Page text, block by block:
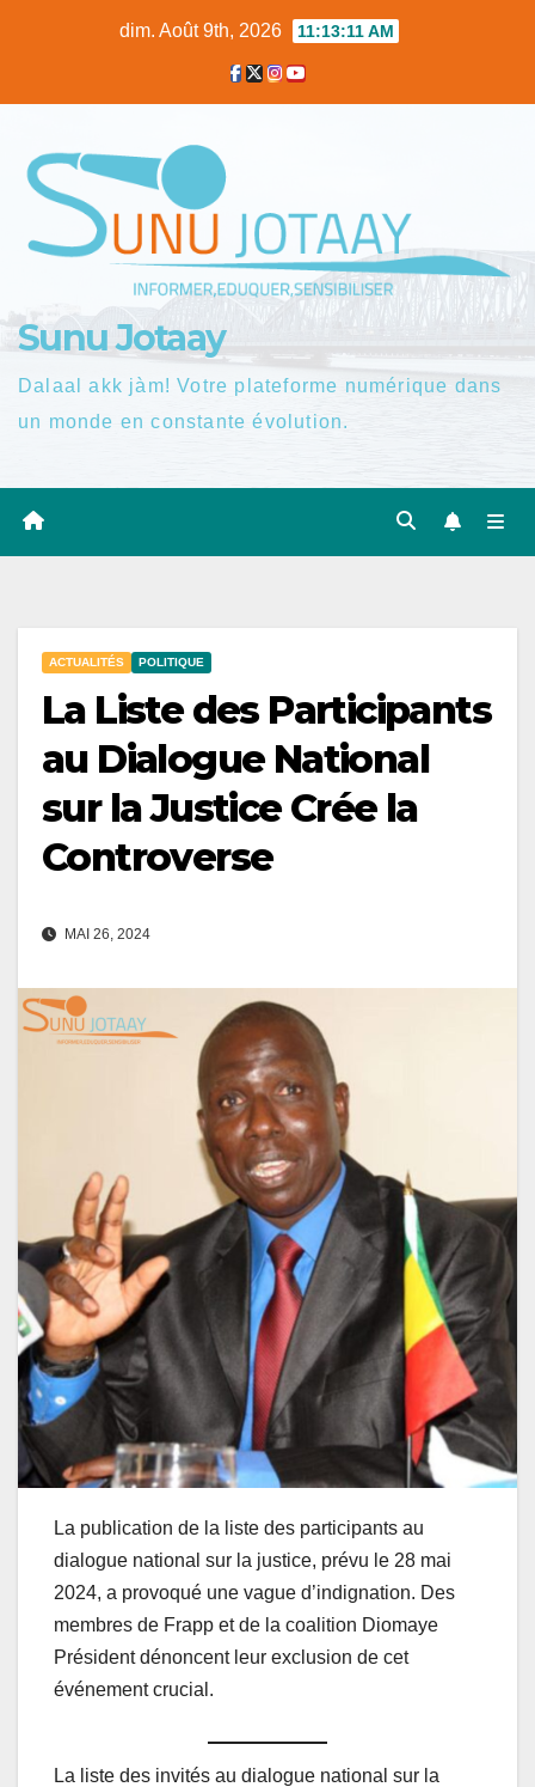
dim. Août 9th, 2026 11:13:12 AM
Sunu Jotaay
Dalaal akk jàm! Votre plateforme numérique dans
un monde en constante évolution.
ACTUALITÉS POLITIQUE
La Liste des Participants
au Dialogue National
sur la Justice Crée la
Controverse
MAI 26, 2024
La publication de la liste des participants au
dialogue national sur la justice, prévu le 28 mai
2024, a provoqué une vague d’indignation. Des
membres de Frapp et de la coalition Diomaye
Président dénoncent leur exclusion de cet
événement crucial.
La liste des invités au dialogue national sur la